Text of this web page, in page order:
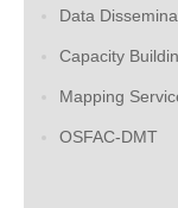
Data
Capacity
Mapping
OSFAC-DMT